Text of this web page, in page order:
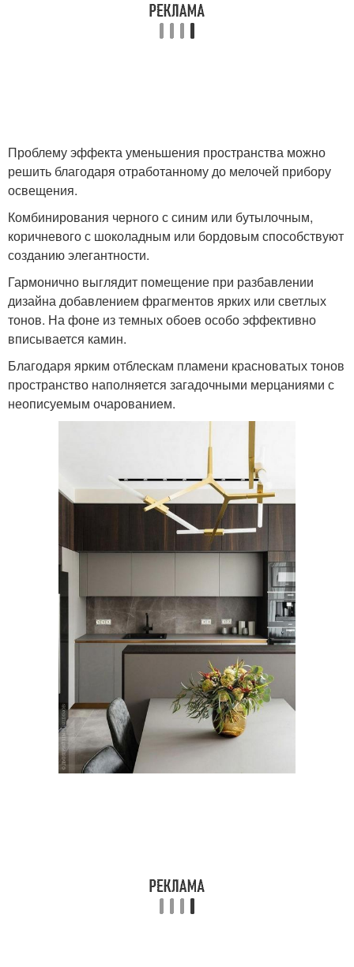
Обои на кухне Темная дверь
Кухня в интерьере Темные кухни
Проблему эффекта уменьшения пространства можно
решить благодаря отработанному до мелочей прибору
освещения.
Комбинирования черного с синим или бутылочным,
коричневого с шоколадным или бордовым способствуют
созданию элегантности.
Гармонично выглядит помещение при разбавлении
дизайна добавлением фрагментов ярких или светлых
тонов. На фоне из темных обоев особо эффективно
вписывается камин.
Благодаря ярким отблескам пламени красноватых тонов
пространство наполняется загадочными мерцаниями с
неописуемым очарованием.